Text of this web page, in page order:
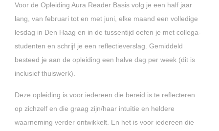
Voor de Opleiding Aura Reader Basis volg je een half jaar
lang, van februari tot en met juni, elke maand een volledige
lesdag in Den Haag en in de tussentijd oefen je met collega-
studenten en schrijf je een reflectieverslag. Gemiddeld
besteed je aan de opleiding een halve dag per week (dit is
inclusief thuiswerk).
Deze opleiding is voor iedereen die bereid is te reflecteren
op zichzelf en die graag zijn/haar intuïtie en heldere
waarneming verder ontwikkelt. En het is voor iedereen die